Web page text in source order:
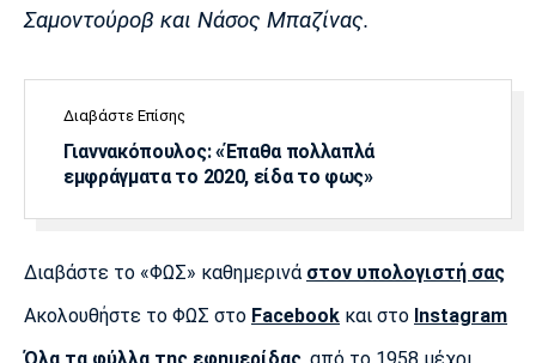
Μπορούσια
Αστέρας
Σαμοντούροβ και Νάσος Μπαζίνας.
Διαβάστε Επίσης
Γιαννακόπουλος: «Έπαθα πολλαπλά
εμφράγματα το 2020, είδα το φως»
Διαβάστε το «ΦΩΣ» καθημερινά στον υπολογιστή σας
Ακολουθήστε το ΦΩΣ στο Facebook και στο Instagram